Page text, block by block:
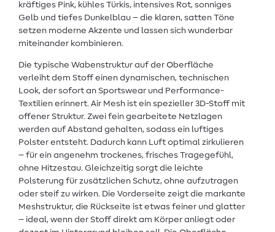
kräftiges Pink, kühles Türkis, intensives Rot, sonniges
Gelb und tiefes Dunkelblau – die klaren, satten Töne
setzen moderne Akzente und lassen sich wunderbar
miteinander kombinieren.
Die typische Wabenstruktur auf der Oberfläche
verleiht dem Stoff einen dynamischen, technischen
Look, der sofort an Sportswear und Performance-
Textilien erinnert. Air Mesh ist ein spezieller 3D-Stoff mit
offener Struktur. Zwei fein gearbeitete Netzlagen
werden auf Abstand gehalten, sodass ein luftiges
Polster entsteht. Dadurch kann Luft optimal zirkulieren
– für ein angenehm trockenes, frisches Tragegefühl,
ohne Hitzestau. Gleichzeitig sorgt die leichte
Polsterung für zusätzlichen Schutz, ohne aufzutragen
oder steif zu wirken. Die Vorderseite zeigt die markante
Meshstruktur, die Rückseite ist etwas feiner und glatter
– ideal, wenn der Stoff direkt am Körper anliegt oder